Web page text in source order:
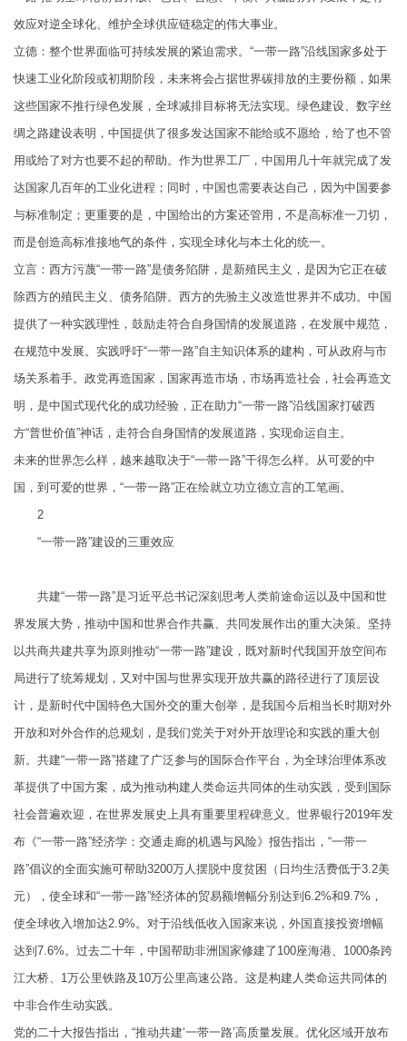
效应对逆全球化、维护全球供应链稳定的伟大事业。
立德：整个世界面临可持续发展的紧迫需求。“一带一路”沿线国家多处于
快速工业化阶段或初期阶段，未来将会占据世界碳排放的主要份额，如果
这些国家不推行绿色发展，全球减排目标将无法实现。绿色建设、数字丝
绸之路建设表明，中国提供了很多发达国家不能给或不愿给，给了也不管
用或给了对方也要不起的帮助。作为世界工厂，中国用几十年就完成了发
达国家几百年的工业化进程；同时，中国也需要表达自己，因为中国要参
与标准制定；更重要的是，中国给出的方案还管用，不是高标准一刀切，
而是创造高标准接地气的条件，实现全球化与本土化的统一。
立言：西方污蔑“一带一路”是债务陷阱，是新殖民主义，是因为它正在破
除西方的殖民主义、债务陷阱。西方的先验主义改造世界并不成功。中国
提供了一种实践理性，鼓励走符合自身国情的发展道路，在发展中规范，
在规范中发展。实践呼吁“一带一路”自主知识体系的建构，可从政府与市
场关系着手。政党再造国家，国家再造市场，市场再造社会，社会再造文
明，是中国式现代化的成功经验，正在助力“一带一路”沿线国家打破西
方“普世价值”神话，走符合自身国情的发展道路，实现命运自主。
未来的世界怎么样，越来越取决于“一带一路”干得怎么样。从可爱的中
国，到可爱的世界，“一带一路”正在绘就立功立德立言的工笔画。
2
“一带一路”建设的三重效应
共建“一带一路”是习近平总书记深刻思考人类前途命运以及中国和世
界发展大势，推动中国和世界合作共赢、共同发展作出的重大决策。坚持
以共商共建共享为原则推动“一带一路”建设，既对新时代我国开放空间布
局进行了统筹规划，又对中国与世界实现开放共赢的路径进行了顶层设
计，是新时代中国特色大国外交的重大创举，是我国今后相当长时期对外
开放和对外合作的总规划，是我们党关于对外开放理论和实践的重大创
新。共建“一带一路”搭建了广泛参与的国际合作平台，为全球治理体系改
革提供了中国方案，成为推动构建人类命运共同体的生动实践，受到国际
社会普遍欢迎，在世界发展史上具有重要里程碑意义。世界银行2019年发
布《“一带一路”经济学：交通走廊的机遇与风险》报告指出，“一带一
路”倡议的全面实施可帮助3200万人摆脱中度贫困（日均生活费低于3.2美
元），使全球和“一带一路”经济体的贸易额增幅分别达到6.2%和9.7%，
使全球收入增加达2.9%。对于沿线低收入国家来说，外国直接投资增幅
达到7.6%。过去二十年，中国帮助非洲国家修建了100座海港、1000条跨
江大桥、1万公里铁路及10万公里高速公路。这是构建人类命运共同体的
中非合作生动实践。
党的二十大报告指出，“推动共建‘一带一路’高质量发展。优化区域开放布